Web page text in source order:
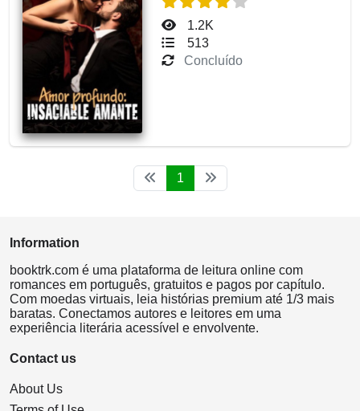
1.2K
513
Concluído
1
Information
booktrk.com é uma plataforma de leitura online com
romances em português, gratuitos e pagos por capítulo.
Com moedas virtuais, leia histórias premium até 1/3 mais
baratas. Conectamos autores e leitores em uma
experiência literária acessível e envolvente.
Contact us
About Us